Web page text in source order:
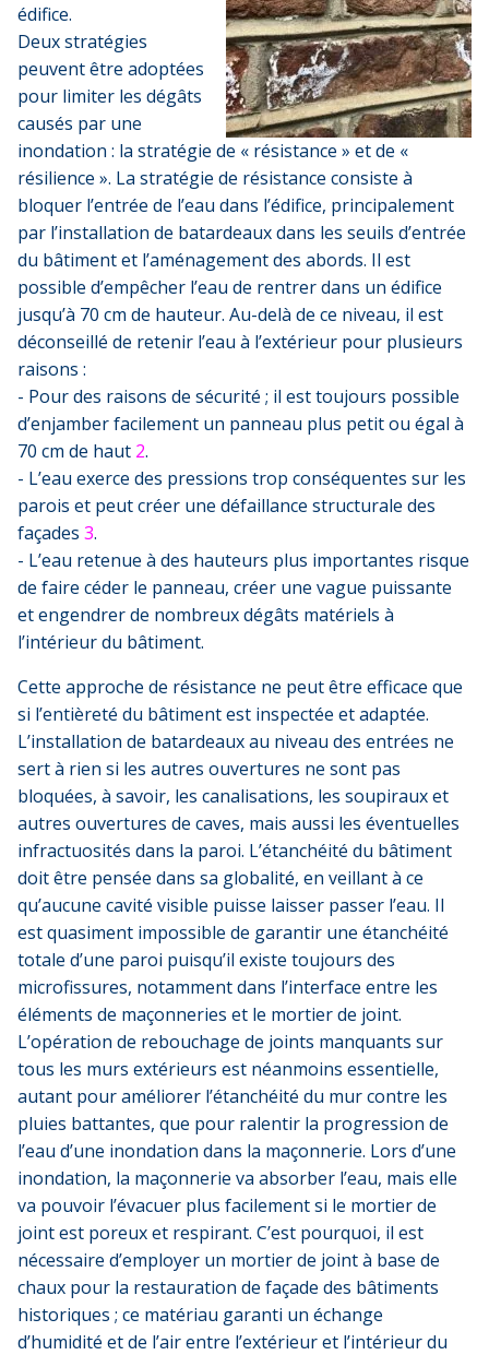
édifice.
Deux stratégies
peuvent être adoptées
pour limiter les dégâts
causés par une
inondation : la stratégie de « résistance » et de «
résilience ». La stratégie de résistance consiste à
bloquer l’entrée de l’eau dans l’édifice, principalement
par l’installation de batardeaux dans les seuils d’entrée
du bâtiment et l’aménagement des abords. Il est
possible d’empêcher l’eau de rentrer dans un édifice
jusqu’à 70 cm de hauteur. Au-delà de ce niveau, il est
déconseillé de retenir l’eau à l’extérieur pour plusieurs
raisons :
- Pour des raisons de sécurité ; il est toujours possible
d’enjamber facilement un panneau plus petit ou égal à
70 cm de haut 2.
- L’eau exerce des pressions trop conséquentes sur les
parois et peut créer une défaillance structurale des
façades 3.
- L’eau retenue à des hauteurs plus importantes risque
de faire céder le panneau, créer une vague puissante
et engendrer de nombreux dégâts matériels à
l’intérieur du bâtiment.
Cette approche de résistance ne peut être efficace que
si l’entièreté du bâtiment est inspectée et adaptée.
L’installation de batardeaux au niveau des entrées ne
sert à rien si les autres ouvertures ne sont pas
bloquées, à savoir, les canalisations, les soupiraux et
autres ouvertures de caves, mais aussi les éventuelles
infractuosités dans la paroi. L’étanchéité du bâtiment
doit être pensée dans sa globalité, en veillant à ce
qu’aucune cavité visible puisse laisser passer l’eau. Il
est quasiment impossible de garantir une étanchéité
totale d’une paroi puisqu’il existe toujours des
microfissures, notamment dans l’interface entre les
éléments de maçonneries et le mortier de joint.
L’opération de rebouchage de joints manquants sur
tous les murs extérieurs est néanmoins essentielle,
autant pour améliorer l’étanchéité du mur contre les
pluies battantes, que pour ralentir la progression de
l’eau d’une inondation dans la maçonnerie. Lors d’une
inondation, la maçonnerie va absorber l’eau, mais elle
va pouvoir l’évacuer plus facilement si le mortier de
joint est poreux et respirant. C’est pourquoi, il est
nécessaire d’employer un mortier de joint à base de
chaux pour la restauration de façade des bâtiments
historiques ; ce matériau garanti un échange
d’humidité et de l’air entre l’extérieur et l’intérieur du